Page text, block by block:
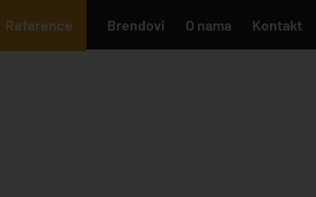
Reference Brendovi O nama Kontakt